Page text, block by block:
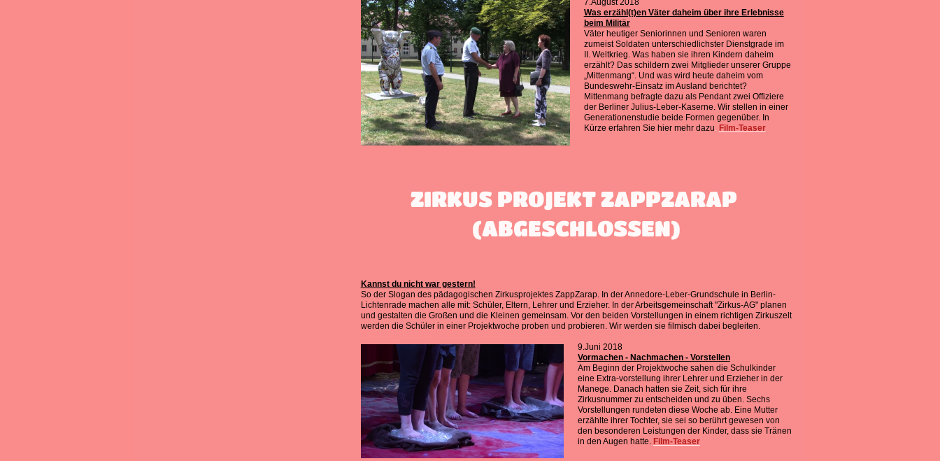
7.August 2018
Was erzähl(t)en Väter daheim über ihre Erlebnisse
beim Militär
Väter heutiger Seniorinnen und Senioren waren
zumeist Soldaten unterschiedlichster Dienstgrade im
II. Weltkrieg. Was haben sie ihren Kindern daheim
erzählt? Das schildern zwei Mitglieder unserer Gruppe
„Mittenmang“. Und was wird heute daheim vom
Bundeswehr-Einsatz im Ausland berichtet?
Mittenmang befragte dazu als Pendant zwei Offiziere
der Berliner Julius-Leber-Kaserne. Wir stellen in einer
Generationenstudie beide Formen gegenüber. In
Kürze erfahren Sie hier mehr dazu
Film-Teaser
ZIRKUS PROJEKT ZAPPZARAP
(ABGESCHLOSSEN)
Kannst du nicht war gestern!
So der Slogan des pädagogischen Zirkusprojektes ZappZarap. In der Annedore-Leber-Grundschule in Berlin-
Lichtenrade machen alle mit: Schüler, Eltern, Lehrer und Erzieher. In der Arbeitsgemeinschaft "Zirkus-AG" planen
und gestalten die Großen und die Kleinen gemeinsam. Vor den beiden Vorstellungen in einem richtigen Zirkuszelt
werden die Schüler in einer Projektwoche proben und probieren. Wir werden sie filmisch dabei begleiten.
9.Juni 2018
Vormachen - Nachmachen - Vorstellen
Am Beginn der Projektwoche sahen die Schulkinder
eine Extra-vorstellung ihrer Lehrer und Erzieher in der
Manege. Danach hatten sie Zeit, sich für ihre
Zirkusnummer zu entscheiden und zu üben. Sechs
Vorstellungen rundeten diese Woche ab. Eine Mutter
erzählte ihrer Tochter, sie sei so berührt gewesen von
den besonderen Leistungen der Kinder, dass sie Tränen
in den Augen hatte.
Film-Teaser